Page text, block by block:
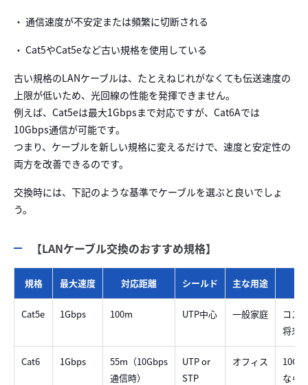
・ 通信速度が不安定または頻繁に切断される
・ Cat5やCat5eなど古い規格を使用している
古い規格のLANケーブルは、たとえねじれがなくても伝送速度の
上限が低いため、光回線の性能を発揮できません。
例えば、Cat5eは最大1Gbpsまで対応ですが、Cat6Aでは
10Gbps通信が可能です。
つまり、ケーブルを新しい規格に変えるだけで、速度と安定性の
両方を改善できるのです。
交換時には、下記のような基準でケーブルを選ぶと良いでしょ
う。
【LANケーブル交換のおすすめ規格】
規格 最大速度 対応距離 シールド 主な用途
Cat5e 1Gbps 100m UTP中心 一般家庭
コス
将来
Cat6 1Gbps
55m（10Gbps
通信時）
UTP or
STP
オフィス
なら